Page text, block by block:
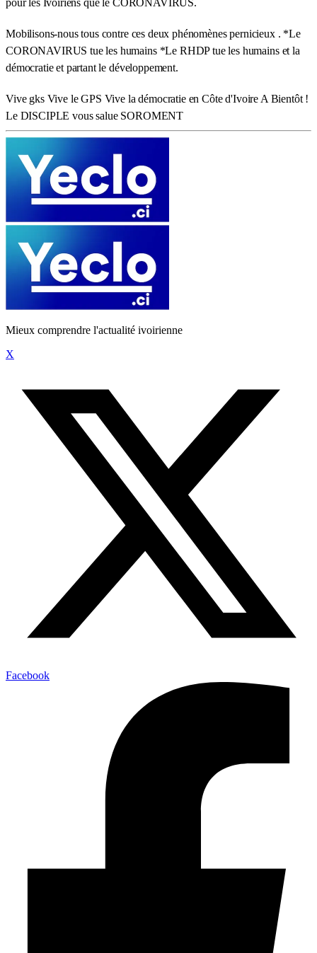
Mobilisons-nous tous contre ces deux phénomènes pernicieux . *Le
CORONAVIRUS tue les humains *Le RHDP tue les humains et la
démocratie et partant le développement.
Vive gks Vive le GPS Vive la démocratie en Côte d'Ivoire A Bientôt !
Le DISCIPLE vous salue SOROMENT
Mieux comprendre l'actualité ivoirienne
X
Facebook